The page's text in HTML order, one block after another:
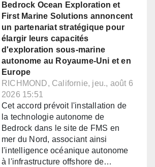
Bedrock Ocean Exploration et
First Marine Solutions annoncent
un partenariat stratégique pour
élargir leurs capacités
d'exploration sous-marine
autonome au Royaume-Uni et en
Europe
RICHMOND, Californie, jeu., août 6
2026 15:51
Cet accord prévoit l'installation de
la technologie autonome de
Bedrock dans le site de FMS en
mer du Nord, associant ainsi
l'intelligence océanique autonome
à l'infrastructure offshore de…